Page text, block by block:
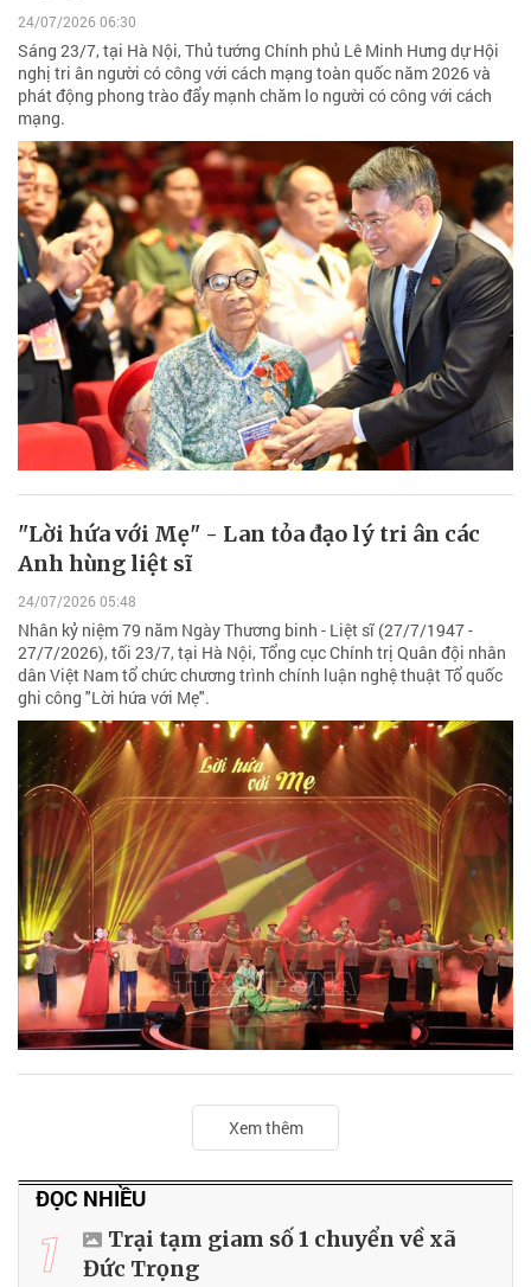
24/07/2026 06:30
Sáng 23/7, tại Hà Nội, Thủ tướng Chính phủ Lê Minh Hưng dự Hội
nghị tri ân người có công với cách mạng toàn quốc năm 2026 và
phát động phong trào đẩy mạnh chăm lo người có công với cách
mạng.
"Lời hứa với Mẹ" - Lan tỏa đạo lý tri ân các
Anh hùng liệt sĩ
24/07/2026 05:48
Nhân kỷ niệm 79 năm Ngày Thương binh - Liệt sĩ (27/7/1947 -
27/7/2026), tối 23/7, tại Hà Nội, Tổng cục Chính trị Quân đội nhân
dân Việt Nam tổ chức chương trình chính luận nghệ thuật Tổ quốc
ghi công "Lời hứa với Mẹ".
Xem thêm
ĐỌC NHIỀU
1
Trại tạm giam số 1 chuyển về xã
Đức Trọng